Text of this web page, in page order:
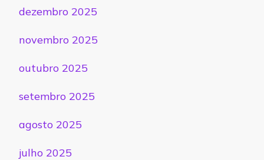
dezembro 2025
novembro 2025
outubro 2025
setembro 2025
agosto 2025
julho 2025